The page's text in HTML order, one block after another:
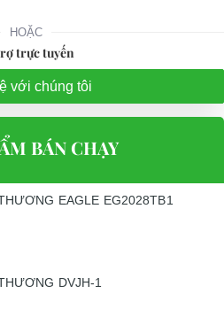
HOẶC
trực tuyến
với chúng tôi
BÁN CHẠY
EAGLE EG2028TB1
DVJH-1